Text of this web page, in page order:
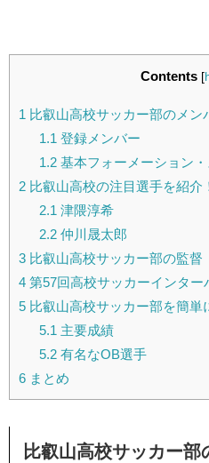
Contents [
1 比叡山高校サッカー部のメン
1.1 登録メンバー
1.2基本フォーメーション・
2 比叡山高校の注目選手を紹介
2.1 津隈淳希
2.2仲川晟太郎
3 比叡山高校サッカー部の監督
4 第57回高校サッカーインター
5 比叡山高校サッカー部を簡単
5.1 主要成績
5.2有名なOB選手
6 まとめ
比叡山高校サッカー